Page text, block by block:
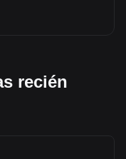
recién